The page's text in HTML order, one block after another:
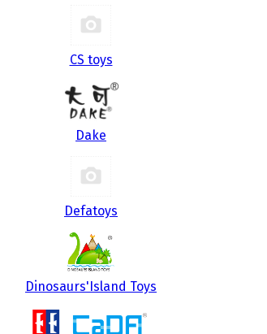
CS toys
Dake
Defatoys
Dinosaurs'Island Toys